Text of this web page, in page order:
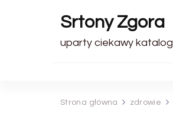
Srtony Zgora
uparty ciekawy katalog
Strona główna zdrowie